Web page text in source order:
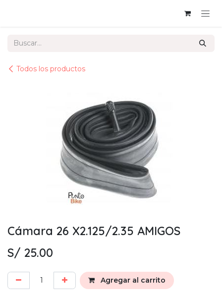
Todos los productos
Cámara 26 X2.125/2.35 AMIGOS
S/ 25.00
Agregar al carrito